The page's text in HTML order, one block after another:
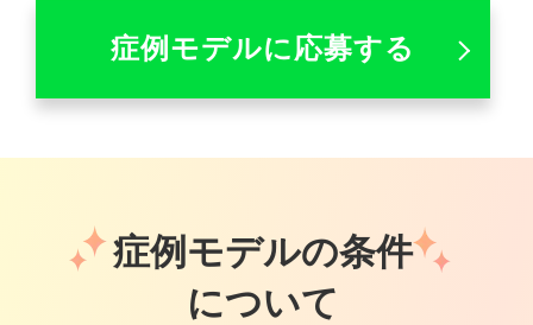
症例モデルに応募する
症例モデルの条件
について